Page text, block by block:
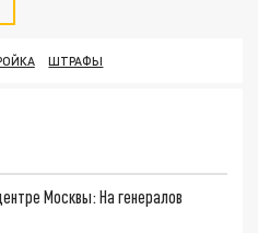
ШТРАФЫ
Москвы: На генералов